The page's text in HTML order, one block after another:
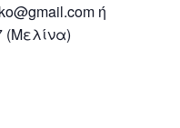
ή
(Μελίνα)